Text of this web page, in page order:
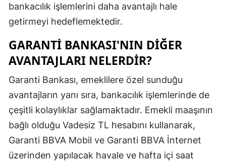
Bayburt
Karaman
Kırıkkale
Batman
bankacılık işlemlerini daha avantajlı hale
getirmeyi hedeflemektedir.
GARANTI BANKASI'NIN DIĞER
AVANTAJLARI NELERDIR?
Garanti Bankası, emeklilere özel sunduğu
avantajların yanı sıra, bankacılık işlemlerinde de
çeşitli kolaylıklar sağlamaktadır. Emekli maaşının
bağlı olduğu Vadesiz TL hesabını kullanarak,
Garanti BBVA Mobil ve Garanti BBVA İnternet
üzerinden yapılacak havale ve hafta içi saat